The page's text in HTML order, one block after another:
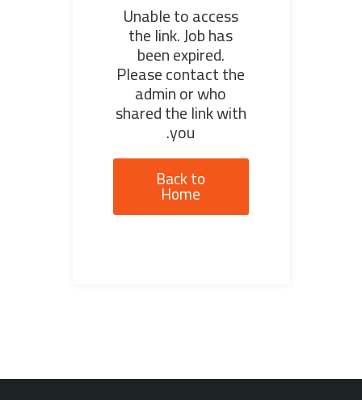
Unable to access
the link. Job has
been expired.
Please contact the
admin or who
shared the link with
you.
Back to
Home